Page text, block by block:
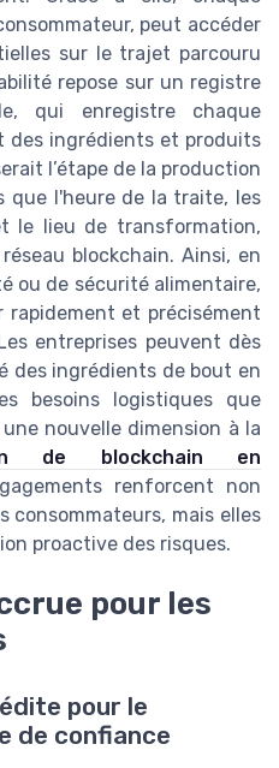
peut accéder
sur le trajet parcouru
repose sur un registre
qui enregistre chaque
des ingrédients et produits
l’étape de la production
que l'heure de la traite, les
le lieu de transformation,
blockchain. Ainsi, en
ou de sécurité alimentaire,
rapidement et précisément
entreprises peuvent dès
des ingrédients de bout en
besoins logistiques que
nouvelle dimension à la
de blockchain en
renforcent non
consommateurs, mais elles
proactive des risques.
pour les
pour le
de confiance